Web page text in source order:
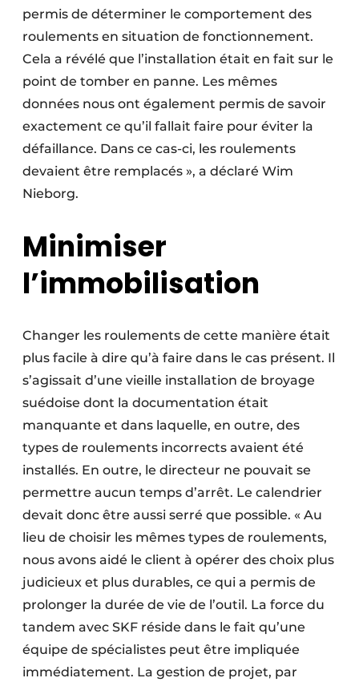
permis de déterminer le comportement des
roulements en situation de fonctionnement.
Cela a révélé que l’installation était en fait sur le
point de tomber en panne. Les mêmes
données nous ont également permis de savoir
exactement ce qu’il fallait faire pour éviter la
défaillance. Dans ce cas-ci, les roulements
devaient être remplacés », a déclaré Wim
Nieborg.
Minimiser
l’immobilisation
Changer les roulements de cette manière était
plus facile à dire qu’à faire dans le cas présent. Il
s’agissait d’une vieille installation de broyage
suédoise dont la documentation était
manquante et dans laquelle, en outre, des
types de roulements incorrects avaient été
installés. En outre, le directeur ne pouvait se
permettre aucun temps d’arrêt. Le calendrier
devait donc être aussi serré que possible. « Au
lieu de choisir les mêmes types de roulements,
nous avons aidé le client à opérer des choix plus
judicieux et plus durables, ce qui a permis de
prolonger la durée de vie de l’outil. La force du
tandem avec SKF réside dans le fait qu’une
équipe de spécialistes peut être impliquée
immédiatement. La gestion de projet, par